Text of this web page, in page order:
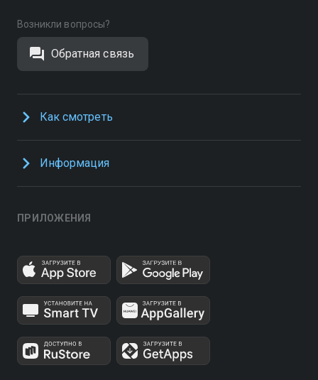
Возникли вопросы?
Обратная связь
Как смотреть
Информация
ПРИЛОЖЕНИЯ